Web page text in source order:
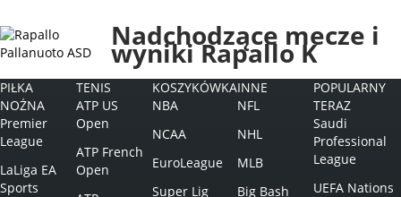
Nadchodzące mecze i
wyniki Rapallo K
PIŁKA
NOŻNA
Premier
League
LaLiga EA
Sports
TENIS
ATP US
Open
ATP French
Open
KOSZYKÓWKA
NBA
NCAA
EuroLeague
Super Lig
INNE
NFL
NHL
MLB
Big Bash
POPULARNY
TERAZ
Saudi
Professional
League
UEFA Nations